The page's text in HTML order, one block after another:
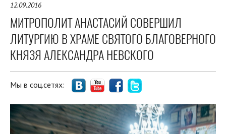
12.09.2016
МИТРОПОЛИТ АНАСТАСИЙ СОВЕРШИЛ
ЛИТУРГИЮ В ХРАМЕ СВЯТОГО БЛАГОВЕРНОГО
КНЯЗЯ АЛЕКСАНДРА НЕВСКОГО
Мы в соц.сетях: